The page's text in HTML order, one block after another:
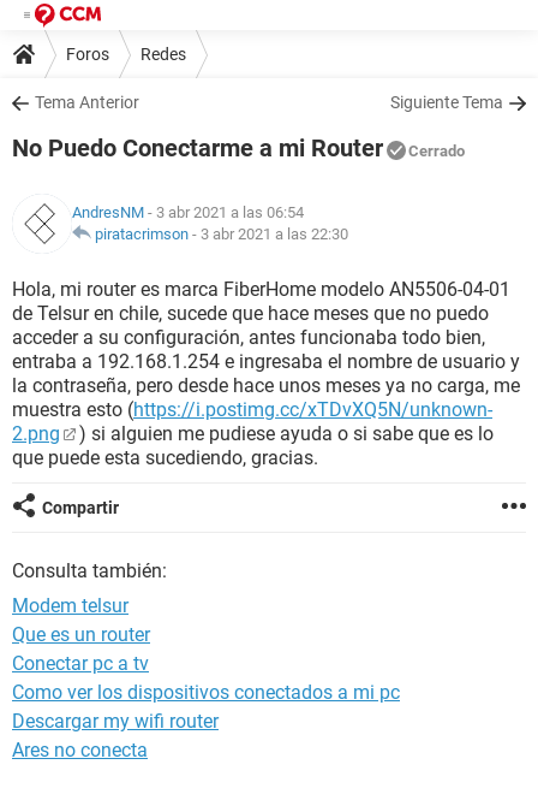
Foros Redes
Tema Anterior Siguiente Tema
No Puedo Conectarme a mi Router Cerrado
AndresNM - 3 abr 2021 a las 06:54
piratacrimson - 3 abr 2021 a las 22:30
Hola, mi router es marca FiberHome modelo AN5506-04-01
de Telsur en chile, sucede que hace meses que no puedo
acceder a su configuración, antes funcionaba todo bien,
entraba a 192.168.1.254 e ingresaba el nombre de usuario y
la contraseña, pero desde hace unos meses ya no carga, me
muestra esto (https://i.postimg.cc/xTDvXQ5N/unknown-
2.png
) si alguien me pudiese ayuda o si sabe que es lo
que puede esta sucediendo, gracias.
Compartir
Consulta también:
Modem telsur
Que es un router
Conectar pc a tv
Como ver los dispositivos conectados a mi pc
Descargar my wifi router
Ares no conecta